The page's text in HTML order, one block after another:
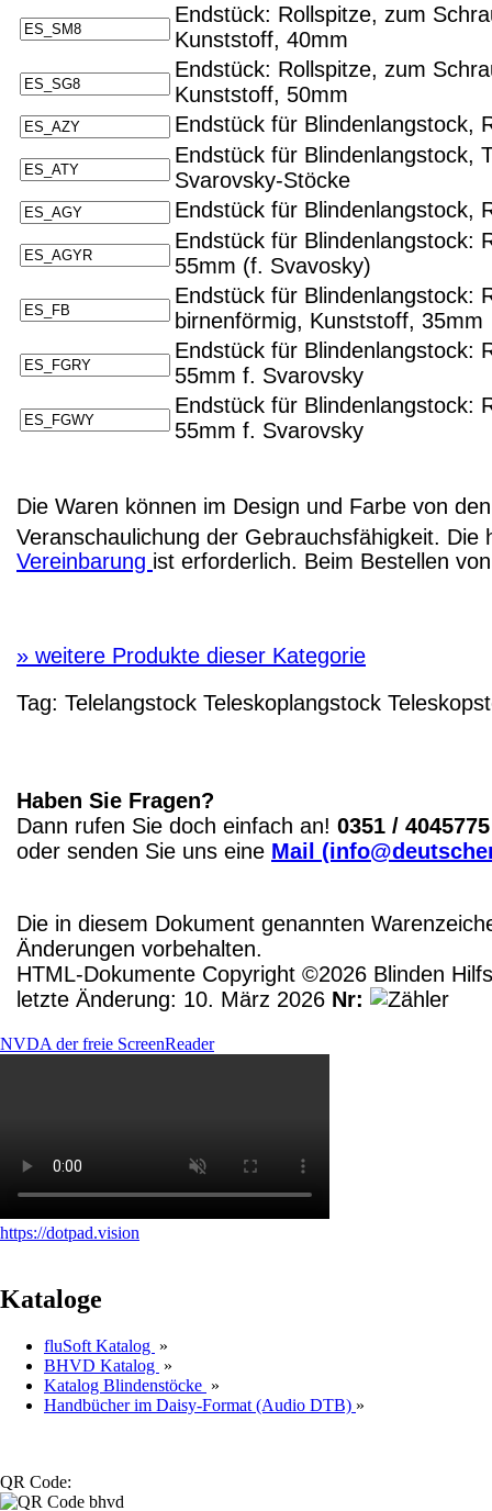
Endstück: Rollspitze, zum
Kunststoff, 40mm
Endstück: Rollspitze, zum
Kunststoff, 50mm
Endstück für Blindenlangstock,
Endstück für Blindenlangstock,
Svarovsky-Stöcke
Endstück für Blindenlangstock,
Endstück für Blindenlangstock:
55mm (f. Svavosky)
Endstück für Blindenlangstock:
birnenförmig, Kunststoff, 35mm
Endstück für Blindenlangstock:
55mm f. Svarovsky
Endstück für Blindenlangstock:
55mm f. Svarovsky
Die Waren können im Design und Farbe von
Veranschaulichung der Gebrauchsfähigkeit.
Vereinbarung ist erforderlich. Beim Bestellen
» weitere Produkte dieser Kategorie
Tag: Telelangstock Teleskoplangstock
Haben Sie Fragen?
Dann rufen Sie doch einfach an! 0351 / 4045775
oder senden Sie uns eine Mail
Die in diesem Dokument genannten
Änderungen vorbehalten.
HTML-Dokumente Copyright ©2026 Blinden
letzte Änderung: 10. März 2026 Nr:
NVDA der freie ScreenReader
https://dotpad.vision
Kataloge
fluSoft Katalog »
BHVD Katalog »
Katalog Blindenstöcke »
Handbücher im Daisy-Format (Audio DTB) »
QR Code: